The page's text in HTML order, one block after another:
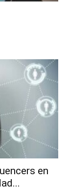
en